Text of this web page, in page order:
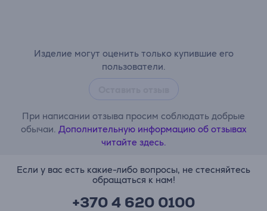
Изделие могут оценить только купившие его
пользователи.
При написании отзыва просим соблюдать добрые
обычаи. Дополнительную информацию об отзывах
читайте здесь.
Если у вас есть какие-либо вопросы, не стесняйтесь
обращаться к нам!
+370 4 620 0100